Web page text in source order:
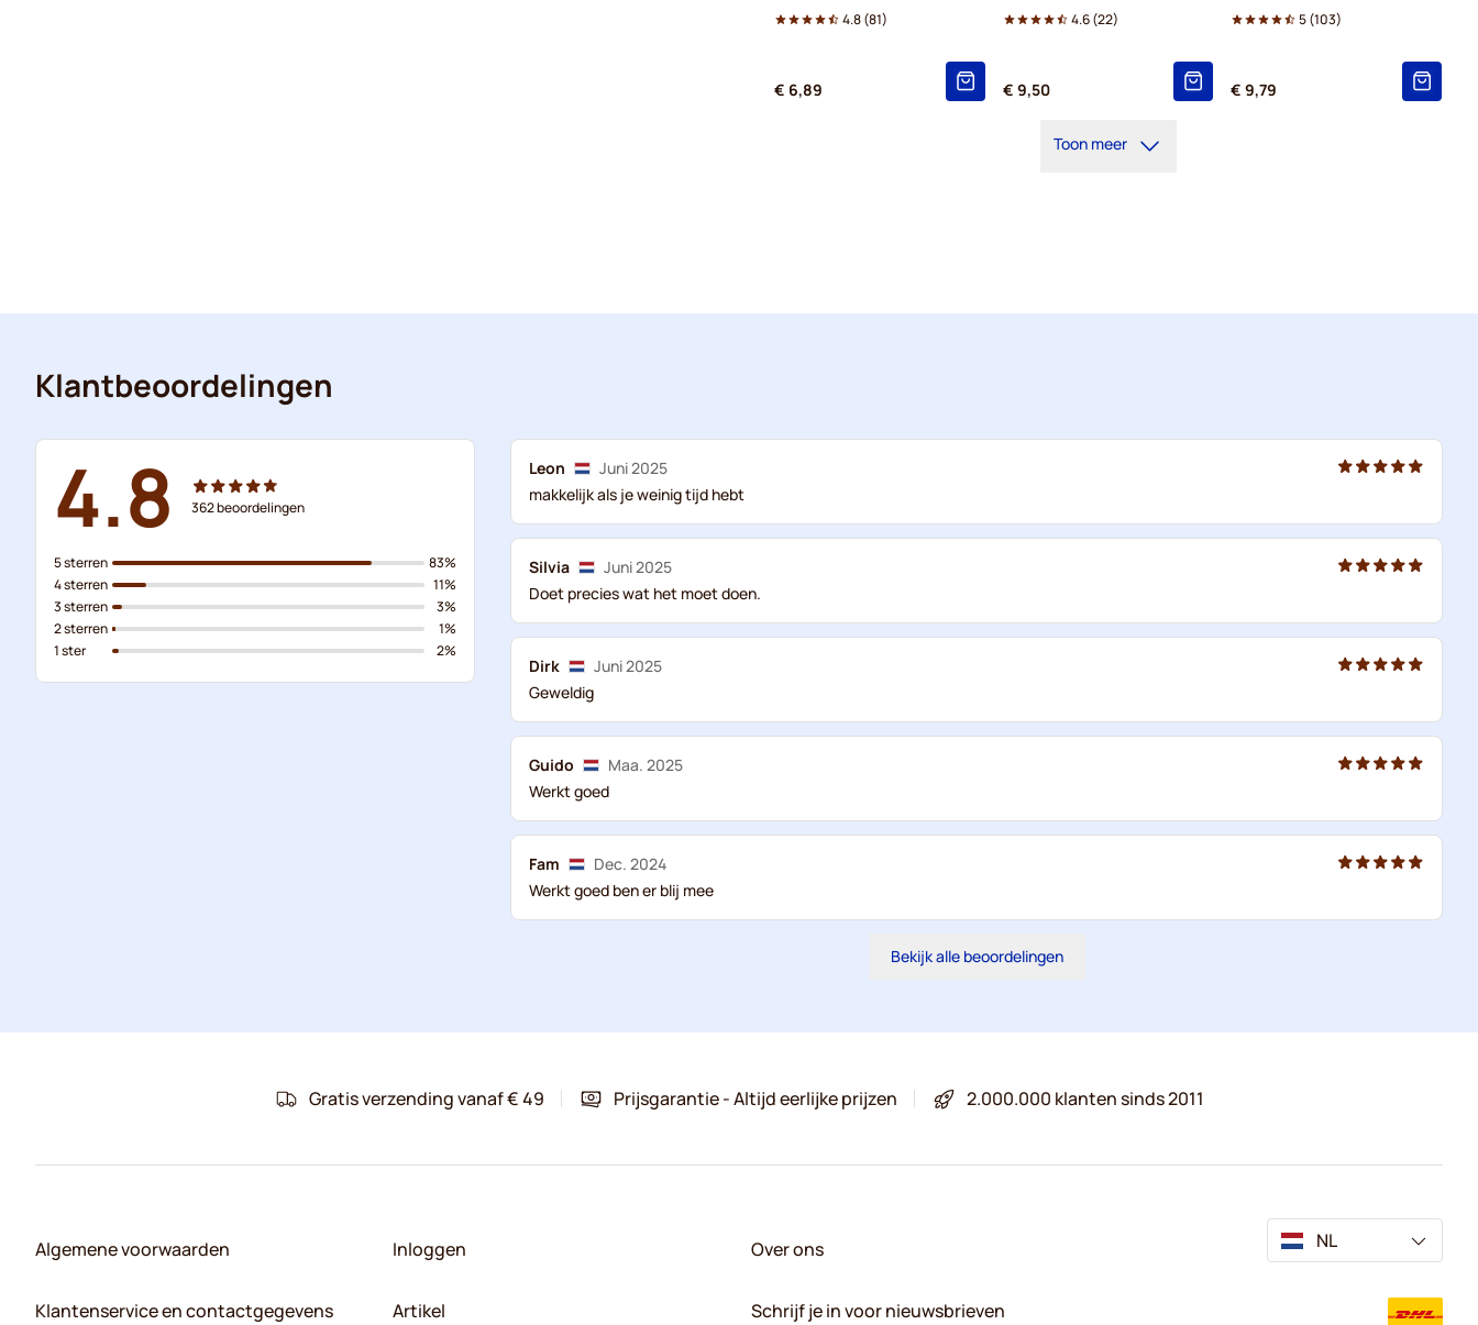
4.8(81)
€ 6,89
4.6(22)
€ 9,50
5(103)
€ 9,79
Toon meer
Klantbeoordelingen
4.8 362beoordelingen
5 sterren
4 sterren
3 sterren
2 sterren
1 ster
83%
11%
3%
1%
2%
Leon
Juni 2025
makkelijk als je weinig tijd hebt
Silvia
Juni 2025
Doet precies wat het moet doen.
Dirk
Juni 2025
Geweldig
Guido
Maa. 2025
Werkt goed
Fam
Dec. 2024
Werkt goed ben er blij mee
Bekijk alle beoordelingen
Gratis verzending vanaf € 49 Prijsgarantie - Altijd eerlijke prijzen 2.000.000 klanten sinds 2011
Algemene voorwaarden
Klantenservice en contactgegevens
Inloggen
Artikel
Over ons
Schrijf je in voor nieuwsbrieven
NL